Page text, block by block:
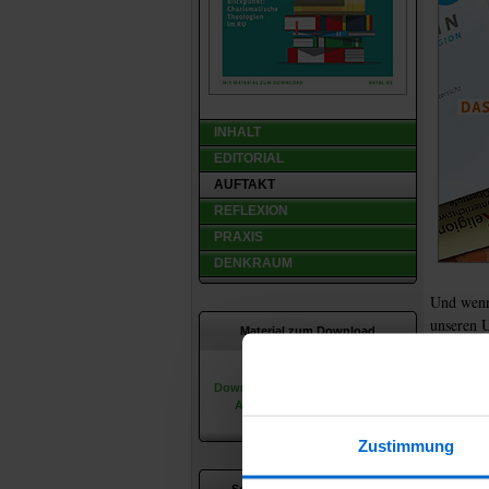
Zustimmung
INHALT
EDITORIAL
AUFTAKT
REFLEXION
PRAXIS
DENKRAUM
Material zum Download
Downloadmaterial der jeweiligen
Ausgaben herunterladen.
Und
unseren
dieser
Die